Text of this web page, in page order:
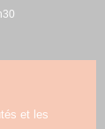
et les